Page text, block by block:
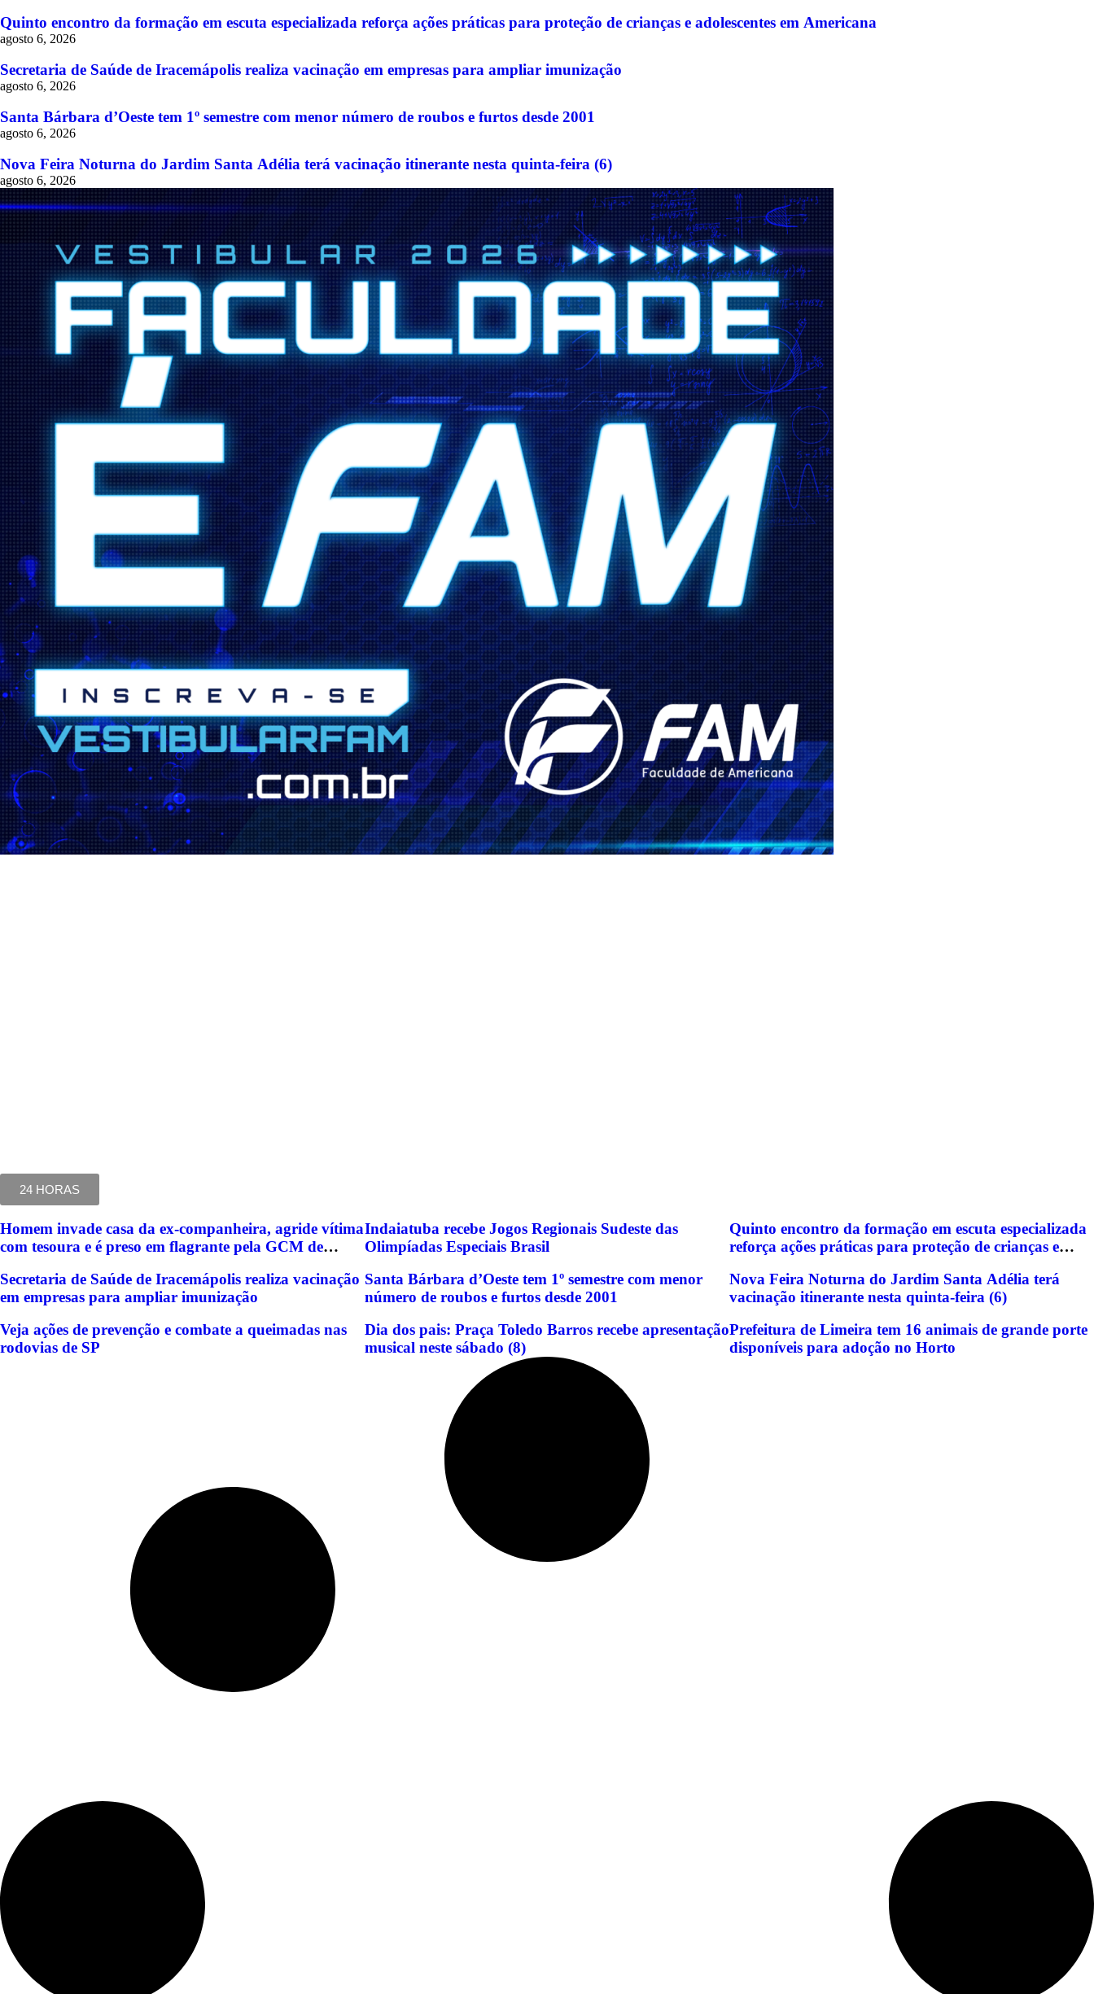
Quinto encontro da formação em escuta especializada reforça ações práticas para proteção de crianças e adolescentes em Americana
agosto 6, 2026
Secretaria de Saúde de Iracemápolis realiza vacinação em empresas para ampliar imunização
agosto 6, 2026
Santa Bárbara d’Oeste tem 1º semestre com menor número de roubos e furtos desde 2001
agosto 6, 2026
Nova Feira Noturna do Jardim Santa Adélia terá vacinação itinerante nesta quinta-feira (6)
agosto 6, 2026
24 HORAS
Homem invade casa da ex-companheira, agride vítima
com tesoura e é preso em flagrante pela GCM de
Indaiatuba recebe Jogos Regionais Sudeste das
Olimpíadas Especiais Brasil
Quinto encontro da formação em escuta especializada
reforça ações práticas para proteção de crianças e
Secretaria de Saúde de Iracemápolis realiza vacinação
em empresas para ampliar imunização
Santa Bárbara d’Oeste tem 1º semestre com menor
número de roubos e furtos desde 2001
Nova Feira Noturna do Jardim Santa Adélia terá
vacinação itinerante nesta quinta-feira (6)
Veja ações de prevenção e combate a queimadas nas
rodovias de SP
Dia dos pais: Praça Toledo Barros recebe apresentação
musical neste sábado (8)
Prefeitura de Limeira tem 16 animais de grande porte
disponíveis para adoção no Horto